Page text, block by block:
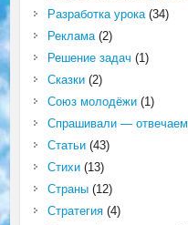
Разработка урока(34)
Реклама(2)
Решение задач (1)
Сказки(2)
Союз молодёжи(1)
Спрашивали — отвечаем
Статьи(43)
Стихи(13)
Страны(12)
Стратегия(4)